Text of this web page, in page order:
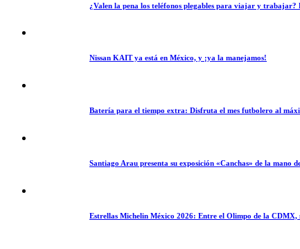
¿Valen la pena los teléfonos plegables para viajar y trabajar?
Nissan KAIT ya está en México, y ¡ya la manejamos!
Batería para el tiempo extra: Disfruta el mes futbolero al
Santiago Arau presenta su exposición «Canchas» de la mano
Estrellas Michelin México 2026: Entre el Olimpo de la CDMX,